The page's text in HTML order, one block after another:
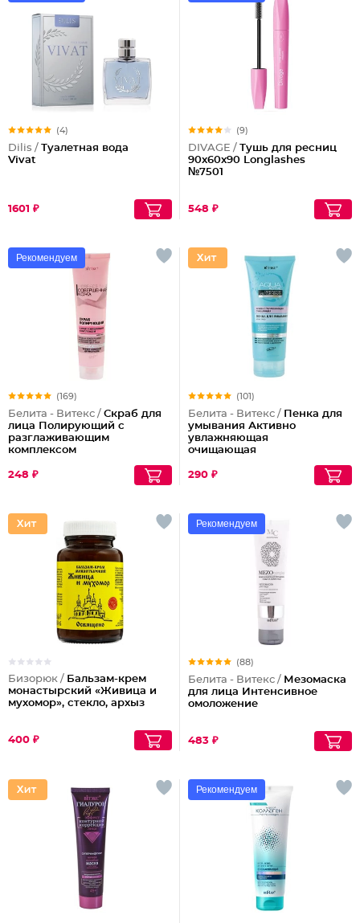
(4)
Dilis / Туалетная вода
Vivat
1601 ₽
(9)
DIVAGE / Тушь для ресниц
90x60x90 Longlashes
№7501
548 ₽
Рекомендуем
(169)
Белита - Витекс / Скраб для
лица Полирующий c
разглаживающим
комплексом
248 ₽
(101)
Белита - Витекс / Пенка для
умывания Активно
увлажняющая
очищающая
290 ₽
Бизорюк / Бальзам-крем
монастырский «Живица и
мухомор», стекло, архыз
400 ₽
Рекомендуем
(88)
Белита - Витекс / Мезомаска
для лица Интенсивное
омоложение
483 ₽
Рекомендуем